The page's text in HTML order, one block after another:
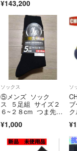
センジャーバッグ WS
13350 ショルダーバッ
グ ブラック ナイロ
ン メンズ
¥143,200
ソックス
⑤メンズ ソック
ス ５足組 サイズ２
６~２８cm つま先、
チ 消臭 抗菌防臭 D
み
¥1,000
ソ